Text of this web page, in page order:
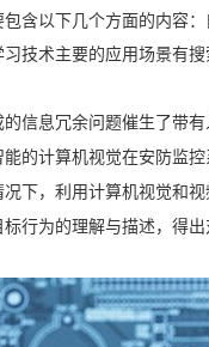
含以下几个方面的内容
技术主要的应用场景有
息冗余问题催生了带有
的计算机视觉在安防监
下，利用计算机视觉和
行为的理解与描述，得出